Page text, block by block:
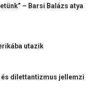
– Barsi Balázs atya
utazik
és dilettantizmus jellemzi